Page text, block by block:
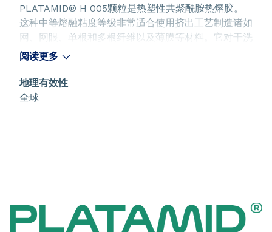
PLATAMID® H 005颗粒是热塑性共聚酰胺热熔胶。
这种中等熔融粘度等级非常适合使用挤出工艺制造诸如
网、网眼、单根和多根纤维以及薄膜等材料。它对干洗
和高达60°C的洗涤具有高度抗性，并且能够在各种极
材料、金属和天然纤维。 该产品提供以下类型： - 干
燥的（H 005 T） - 带有荧光增白剂的干燥的（H 005
阅读更多
地理有效性
全球